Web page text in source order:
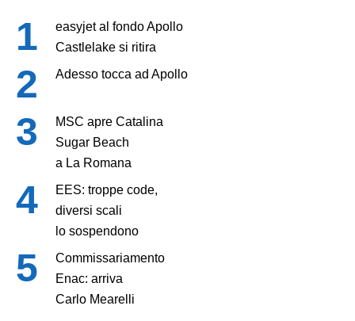
easyjet al fondo Apollo
Castlelake si ritira
Adesso tocca ad Apollo
MSC apre Catalina
Sugar Beach
a La Romana
EES: troppe code,
diversi scali
lo sospendono
Commissariamento
Enac: arriva
Carlo Mearelli